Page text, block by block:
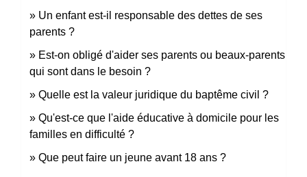
Un enfant est-il responsable des dettes de ses
parents ?
Est-on obligé d'aider ses parents ou beaux-parents
qui sont dans le besoin ?
Quelle est la valeur juridique du baptême civil ?
Qu'est-ce que l'aide éducative à domicile pour les
familles en difficulté ?
Que peut faire un jeune avant 18 ans ?